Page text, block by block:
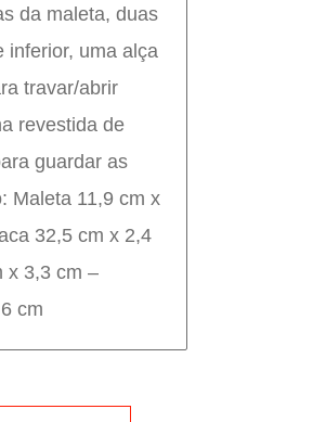
da maleta, duas
inferior, uma alça
travar/abrir
revestida de
guardar as
Maleta 11,9 cm x
32,5 cm x 2,4
x 3,3 cm –
cm